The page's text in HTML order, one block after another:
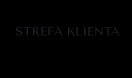
STREFA KLIENTA